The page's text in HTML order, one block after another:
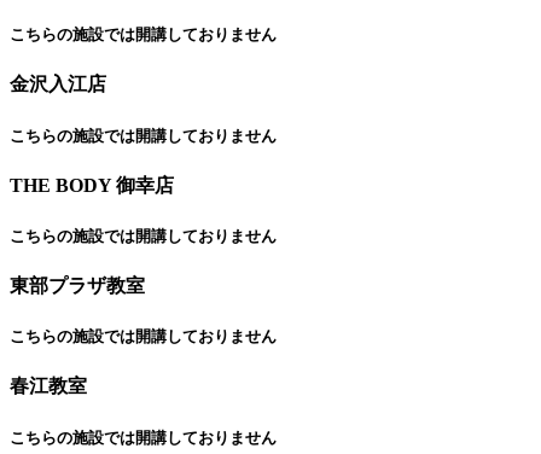
こちらの施設では開講しておりません
金沢入江店
こちらの施設では開講しておりません
THE BODY 御幸店
こちらの施設では開講しておりません
東部プラザ教室
こちらの施設では開講しておりません
春江教室
こちらの施設では開講しておりません